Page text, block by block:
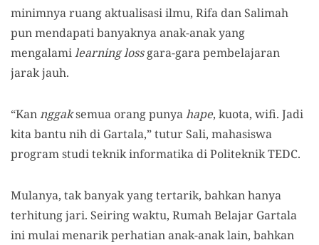
minimnya ruang aktualisasi ilmu, Rifa dan Salimah
pun mendapati banyaknya anak-anak yang
mengalamilearning lossgara-gara pembelajaran
jarak jauh.
“Kannggaksemua orang punyahape, kuota, wifi. Jadi
kita bantu nih di Gartala,” tutur Sali, mahasiswa
program studi teknik informatika di Politeknik TEDC.
Mulanya, tak banyak yang tertarik, bahkan hanya
terhitung jari. Seiring waktu, Rumah Belajar Gartala
ini mulai menarik perhatian anak-anak lain, bahkan